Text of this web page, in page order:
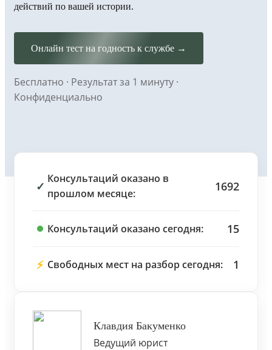
действий по вашей истории.
Онлайн тест на годность к службе →
Бесплатно · Результат за 1 минуту ·
Конфиденциально
✓
Консультаций оказано в
прошлом месяце:
1692
Консультаций оказано сегодня: 15
⚡ Свободных мест на разбор сегодня: 1
Клавдия Бакуменко
Ведущий юрист